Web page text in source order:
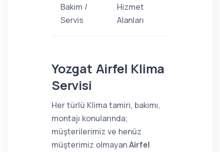
Bakım /
Servis
Hizmet
Alanları
Yozgat Airfel Klima
Servisi
Her türlü Klima tamiri, bakımı,
montajı konularında;
müşterilerimiz ve henüz
müşterimiz olmayanAirfel